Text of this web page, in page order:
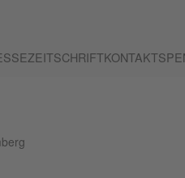
ZEITSCHRIFTKONTAKT